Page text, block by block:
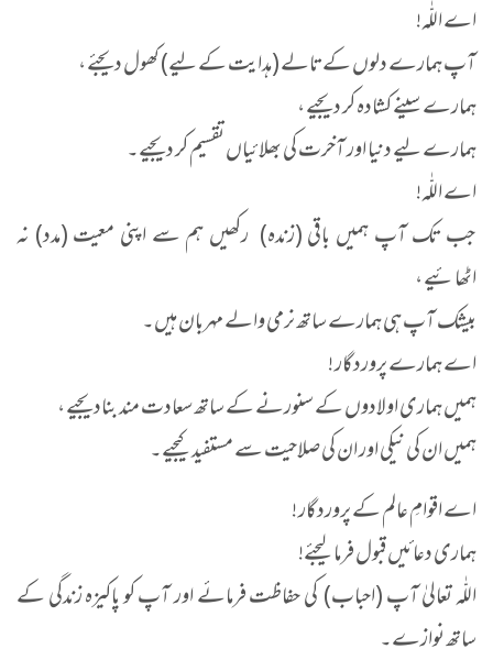
اے اللّٰہ!
آپ ہمارے دلوں کے تالے (ہدایت کے لیے) کھول دیجئے ،
ہمارے سینے کشادہ کر دیجیے ،
ہمارے لیے دنیا اور آخرت کی بھلائیاں تقسیم کر دیجیے۔
اے اللّٰہ!
جب تک آپ ہمیں باقی (زندہ) رکھیں ہم سے اپنی معیت (مدد) نہ
اٹھائیے ،
بیشک آپ ہی ہمارے ساتھ نرمی والے مہربان ہیں۔
اے ہمارے پروردگار !
ہمیں ہماری اولادوں کے سنورنے کے ساتھ سعادت مند بنادیجیے ،
ہمیں ان کی نیکی اور ان کی صلاحیت سے مستفید کیجیے۔
اے اقوامِ عالم کے پروردگار !
ہماری دعائیں قبول فرما لیجئے!
اللّٰہ تعالیٰ آپ (احباب) کی حفاظت فرمائے اور آپ کو پاکیزہ زندگی کے
ساتھ نوازے۔